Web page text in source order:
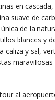
en
suave de
de la
blancos y
caliza y sal,
maravillosas
al